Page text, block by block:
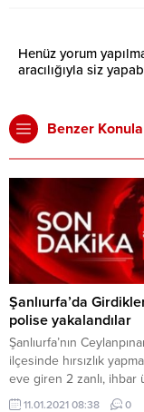
Henüz yorum
aracılığıyla siz
Benzer
Şanlıurfa’da
polise yakalandılar
Şanlıurfa’nın
ilçesinde hırsızlık
eve giren 2 zanlı, ihbar
eve gelen polislere
11.01.2021 08:38 0